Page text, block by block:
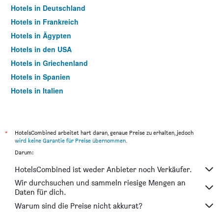
Hotels in Deutschland
Hotels in Frankreich
Hotels in Ägypten
Hotels in den USA
Hotels in Griechenland
Hotels in Spanien
Hotels in Italien
*
HotelsCombined arbeitet hart daran, genaue Preise zu erhalten, jedoch
wird keine Garantie für Preise übernommen.
Darum:
HotelsCombined ist weder Anbieter noch Verkäufer.
Wir durchsuchen und sammeln riesige Mengen an
Daten für dich.
Warum sind die Preise nicht akkurat?